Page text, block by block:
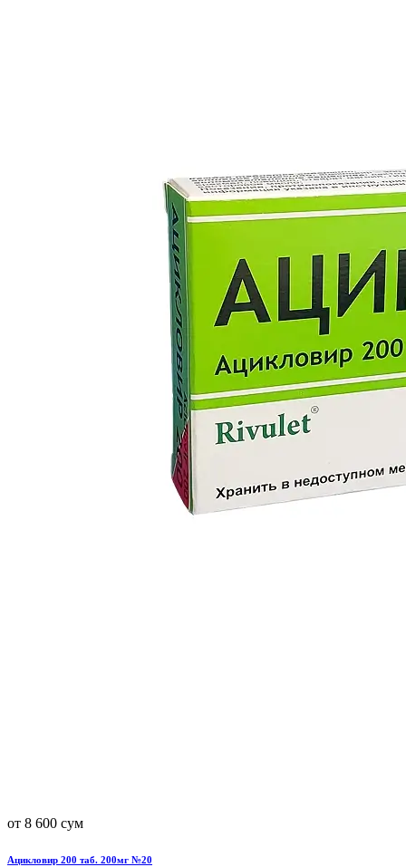
от 8 600 сум
Ацикловир 200 таб. 200мг №20